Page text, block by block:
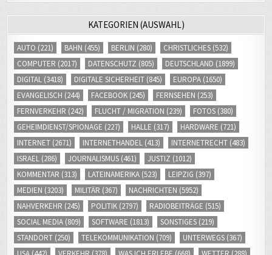
KATEGORIEN (AUSWAHL)
AUTO (221) BAHN (455) BERLIN (280) CHRISTLICHES (532)
COMPUTER (2017) DATENSCHUTZ (805) DEUTSCHLAND (1899)
DIGITAL (3418) DIGITALE SICHERHEIT (845) EUROPA (1650)
EVANGELISCH (244) FACEBOOK (245) FERNSEHEN (253)
FERNVERKEHR (242) FLUCHT / MIGRATION (239) FOTOS (380)
GEHEIMDIENST/SPIONAGE (227) HALLE (317) HARDWARE (721)
INTERNET (2671) INTERNETHANDEL (413) INTERNETRECHT (483)
ISRAEL (286) JOURNALISMUS (461) JUSTIZ (1012)
KOMMENTAR (313) LATEINAMERIKA (523) LEIPZIG (397)
MEDIEN (3203) MILITÄR (367) NACHRICHTEN (5952)
NAHVERKEHR (245) POLITIK (2797) RADIOBEITRÄGE (515)
SOCIAL MEDIA (809) SOFTWARE (1813) SONSTIGES (219)
STANDORT (250) TELEKOMMUNIKATION (709) UNTERWEGS (367)